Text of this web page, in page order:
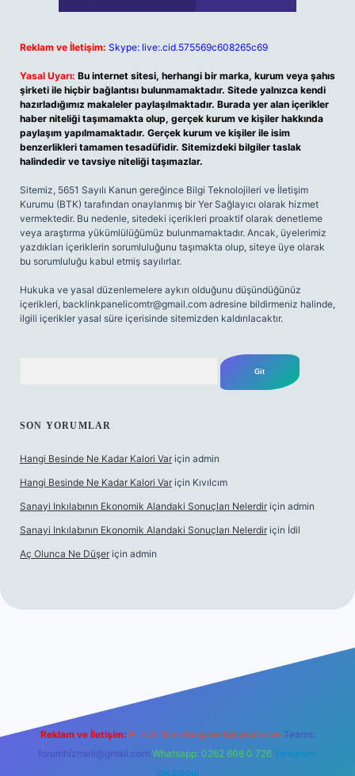
Reklam ve İletişim: Skype: live:.cid.575569c608265c69
Yasal Uyarı: Bu internet sitesi, herhangi bir marka, kurum veya şahıs
şirketi ile hiçbir bağlantısı bulunmamaktadır. Sitede yalnızca kendi
hazırladığımız makaleler paylaşılmaktadır. Burada yer alan içerikler
haber niteliği taşımamakta olup, gerçek kurum ve kişiler hakkında
paylaşım yapılmamaktadır. Gerçek kurum ve kişiler ile isim
benzerlikleri tamamen tesadüfidir. Sitemizdeki bilgiler taslak
halindedir ve tavsiye niteliği taşımazlar.
Sitemiz, 5651 Sayılı Kanun gereğince Bilgi Teknolojileri ve İletişim
Kurumu (BTK) tarafından onaylanmış bir Yer Sağlayıcı olarak hizmet
vermektedir. Bu nedenle, sitedeki içerikleri proaktif olarak denetleme
veya araştırma yükümlülüğümüz bulunmamaktadır. Ancak, üyelerimiz
yazdıkları içeriklerin sorumluluğunu taşımakta olup, siteye üye olarak
bu sorumluluğu kabul etmiş sayılırlar.
Hukuka ve yasal düzenlemelere aykırı olduğunu düşündüğünüz
içerikleri, backlinkpanelicomtr@gmail.com adresine bildirmeniz halinde,
ilgili içerikler yasal süre içerisinde sitemizden kaldırılacaktır.
SON YORUMLAR
Hangi Besinde Ne Kadar Kalori Var için admin
Hangi Besinde Ne Kadar Kalori Var için Kıvılcım
Sanayi Inkılabının Ekonomik Alandaki Sonuçları Nelerdir için admin
Sanayi Inkılabının Ekonomik Alandaki Sonuçları Nelerdir için İdil
Aç Olunca Ne Düşer için admin
Reklam ve İletişim: E-mail: backlinkpaneli@gmail.com Teams:
forumhizmeti@gmail.com Whatsapp: 0262 606 0 726 Telegram:
@karabul